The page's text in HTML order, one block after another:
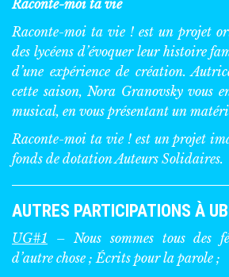
Raconte-moi ta vie
Raconte-moi ta vie ! est un projet
des lycéens d’évoquer leur histoire
d’une expérience de création.
cette saison, Nora Granovsky vous
musical, en vous présentant un
Raconte-moi ta vie ! est un projet
fonds de dotation Auteurs Solidaires.
AUTRES PARTICIPATIONS À
UG#1 – Nous sommes tous des
d’autre chose ; Écrits pour la parole ;